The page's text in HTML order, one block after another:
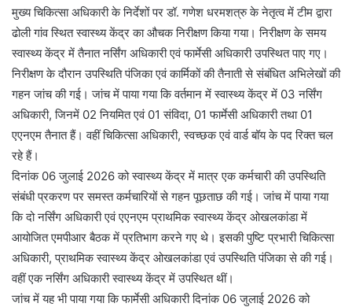
मुख्य चिकित्सा अधिकारी के निर्देशों पर डॉ. गणेश धरमशत्रु के नेतृत्व में टीम द्वारा
ढोली गांव स्थित स्वास्थ्य केंद्र का औचक निरीक्षण किया गया। निरीक्षण के समय
स्वास्थ्य केंद्र में तैनात नर्सिंग अधिकारी एवं फार्मेसी अधिकारी उपस्थित पाए गए।
निरीक्षण के दौरान उपस्थिति पंजिका एवं कार्मिकों की तैनाती से संबंधित अभिलेखों की
गहन जांच की गई। जांच में पाया गया कि वर्तमान में स्वास्थ्य केंद्र में 03 नर्सिंग
अधिकारी, जिनमें 02 नियमित एवं 01 संविदा, 01 फार्मेसी अधिकारी तथा 01
एएनएम तैनात हैं। वहीं चिकित्सा अधिकारी, स्वच्छक एवं वार्ड बॉय के पद रिक्त चल
रहे हैं।
दिनांक 06 जुलाई 2026 को स्वास्थ्य केंद्र में मात्र एक कर्मचारी की उपस्थिति
संबंधी प्रकरण पर समस्त कर्मचारियों से गहन पूछताछ की गई। जांच में पाया गया
कि दो नर्सिंग अधिकारी एवं एएनएम प्राथमिक स्वास्थ्य केंद्र ओखलकांडा में
आयोजित एमपीआर बैठक में प्रतिभाग करने गए थे। इसकी पुष्टि प्रभारी चिकित्सा
अधिकारी, प्राथमिक स्वास्थ्य केंद्र ओखलकांडा एवं उपस्थिति पंजिका से की गई।
वहीं एक नर्सिंग अधिकारी स्वास्थ्य केंद्र में उपस्थित थीं।
जांच में यह भी पाया गया कि फार्मेसी अधिकारी दिनांक 06 जुलाई 2026 को